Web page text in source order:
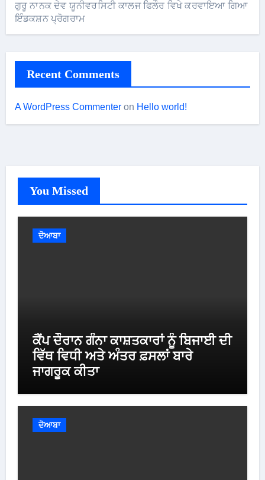
ਗੁਰੂ ਨਾਨਕ ਦੇਵ ਯੂਨੀਵਰਸਿਟੀ ਕਾਲਜ ਫਿਲੌਰ ਵਿਖੇ ਕਰਵਾਇਆ ਗਿਆ
ਇੰਡਕਸ਼ਨ ਪ੍ਰੋਗਰਾਮ
Recent Comments
A WordPress Commenteron Hello world!
You Missed
ਦੋਆਬਾ
ਕੈਂਪ ਦੌਰਾਨ ਗੰਨਾ ਕਾਸ਼ਤਕਾਰਾਂ ਨੂੰ ਬਿਜਾਈ ਦੀ
ਵਿੱਥ ਵਿਧੀ ਅਤੇ ਅੰਤਰ ਫ਼ਸਲਾਂ ਬਾਰੇ
ਜਾਗਰੂਕ ਕੀਤਾ
ਦੋਆਬਾ